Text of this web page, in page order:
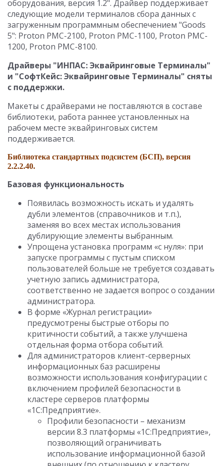
оборудования, версия 1.2". Драйвер поддерживает
следующие модели терминалов сбора данных с
загруженным программным обеспечением "Goods
5": Proton PMC-2100, Proton PMC-1100, Proton PMC-
1200, Proton PMC-8100.
Драйверы "ИНПАС: Эквайринговые Терминалы"
и "СофтКейс: Эквайринговые Терминалы" сняты
с поддержки.
Макеты с драйверами не поставляются в составе
библиотеки, работа раннее установленных на
рабочем месте эквайринговых систем
поддерживается.
Библиотека стандартных подсистем (БСП), версия
2.2.2.40.
Базовая функциональность
Появилась возможность искать и удалять
дубли элементов (справочников и т.п.),
заменяя во всех местах использования
дублирующие элементы выбранным.
Упрощена установка программ «с нуля»: при
запуске программы с пустым списком
пользователей больше не требуется создавать
учетную запись администратора,
соответственно не задается вопрос о создании
администратора.
В форме «Журнал регистрации»
предусмотрены быстрые отборы по
критичности событий, а также улучшена
отдельная форма отбора событий.
Для администраторов клиент-серверных
информационных баз расширены
возможности использования конфигурации с
включением профилей безопасности в
кластере серверов платформы
«1С:Предприятие».
Профили безопасности – механизм
версии 8.3 платформы «1С:Предприятие»,
позволяющий ограничивать
использование информационной базой